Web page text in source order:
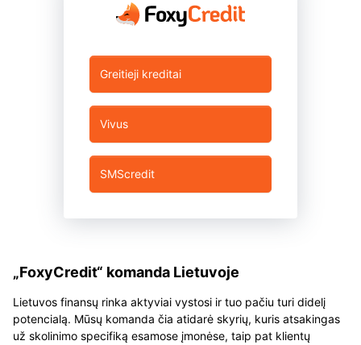
Greitieji kreditai
Vivus
SMScredit
„FoxyCredit“ komanda Lietuvoje
Lietuvos finansų rinka aktyviai vystosi ir tuo pačiu turi didelį
potencialą. Mūsų komanda čia atidarė skyrių, kuris atsakingas
už skolinimo specifiką esamose įmonėse, taip pat klientų